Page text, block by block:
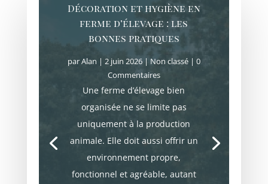
Décoration et hygiène en
ferme d’élevage : les
bonnes pratiques
parAlan | 2 juin 2026| Non classé| 0
Commentaires
Une ferme d’élevage bien
organisée ne se limite pas
uniquement à la production
animale. Elle doit aussi offrir un
environnement propre,
fonctionnel et agréable, autant